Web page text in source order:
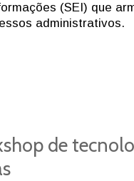
(SEI) que
administrativos.
de